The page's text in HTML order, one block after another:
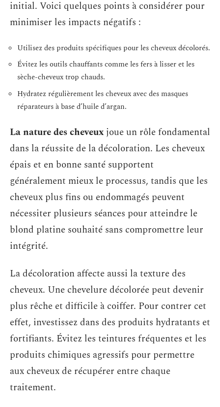
initial. Voici quelques points à considérer pour
minimiser les impacts négatifs :
Utilisez des produits spécifiques pour les cheveux décolorés.
Évitez les outils chauffants comme les fers à lisser et les
sèche-cheveux trop chauds.
Hydratez régulièrement les cheveux avec des masques
réparateurs à base d’huile d’argan.
La nature des cheveux joue un rôle fondamental
dans la réussite de la décoloration. Les cheveux
épais et en bonne santé supportent
généralement mieux le processus, tandis que les
cheveux plus fins ou endommagés peuvent
nécessiter plusieurs séances pour atteindre le
blond platine souhaité sans compromettre leur
intégrité.
La décoloration affecte aussi la texture des
cheveux. Une chevelure décolorée peut devenir
plus rêche et difficile à coiffer. Pour contrer cet
effet, investissez dans des produits hydratants et
fortifiants. Évitez les teintures fréquentes et les
produits chimiques agressifs pour permettre
aux cheveux de récupérer entre chaque
traitement.